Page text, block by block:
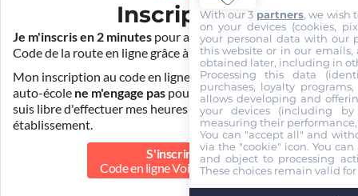
Inscription
Je m'inscris en 2 minutes pour accéder à ma formation au
Code de la route en ligne grâce à
Pass Rousseau Voiture.
Mon inscription au code en ligne voiture auprès de mon
auto-école ne m'engage pas pour la suite de ma formation. Je
suis libre d'effectuer mes heures de conduite dans un autre
établissement.
S'inscrire au
Code en ligne Voiture 25.00 €
With our 3 partners, we wish
on your devices (cookies,
your personal data with our
this website or in our emails,
obtained later, including in
Processing this data
purchases, loyalty
allows developing and
your devices (including
measuring their
You can "accept all" and
via the "cookie" icon. You
and object to processing
These choices remain valid